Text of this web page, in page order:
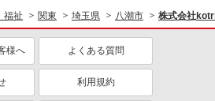
ミドル（40代～）活躍中
車通勤OK
福祉 関東 埼玉県 八潮市 株式会社
様へ よくある質問
利用規約